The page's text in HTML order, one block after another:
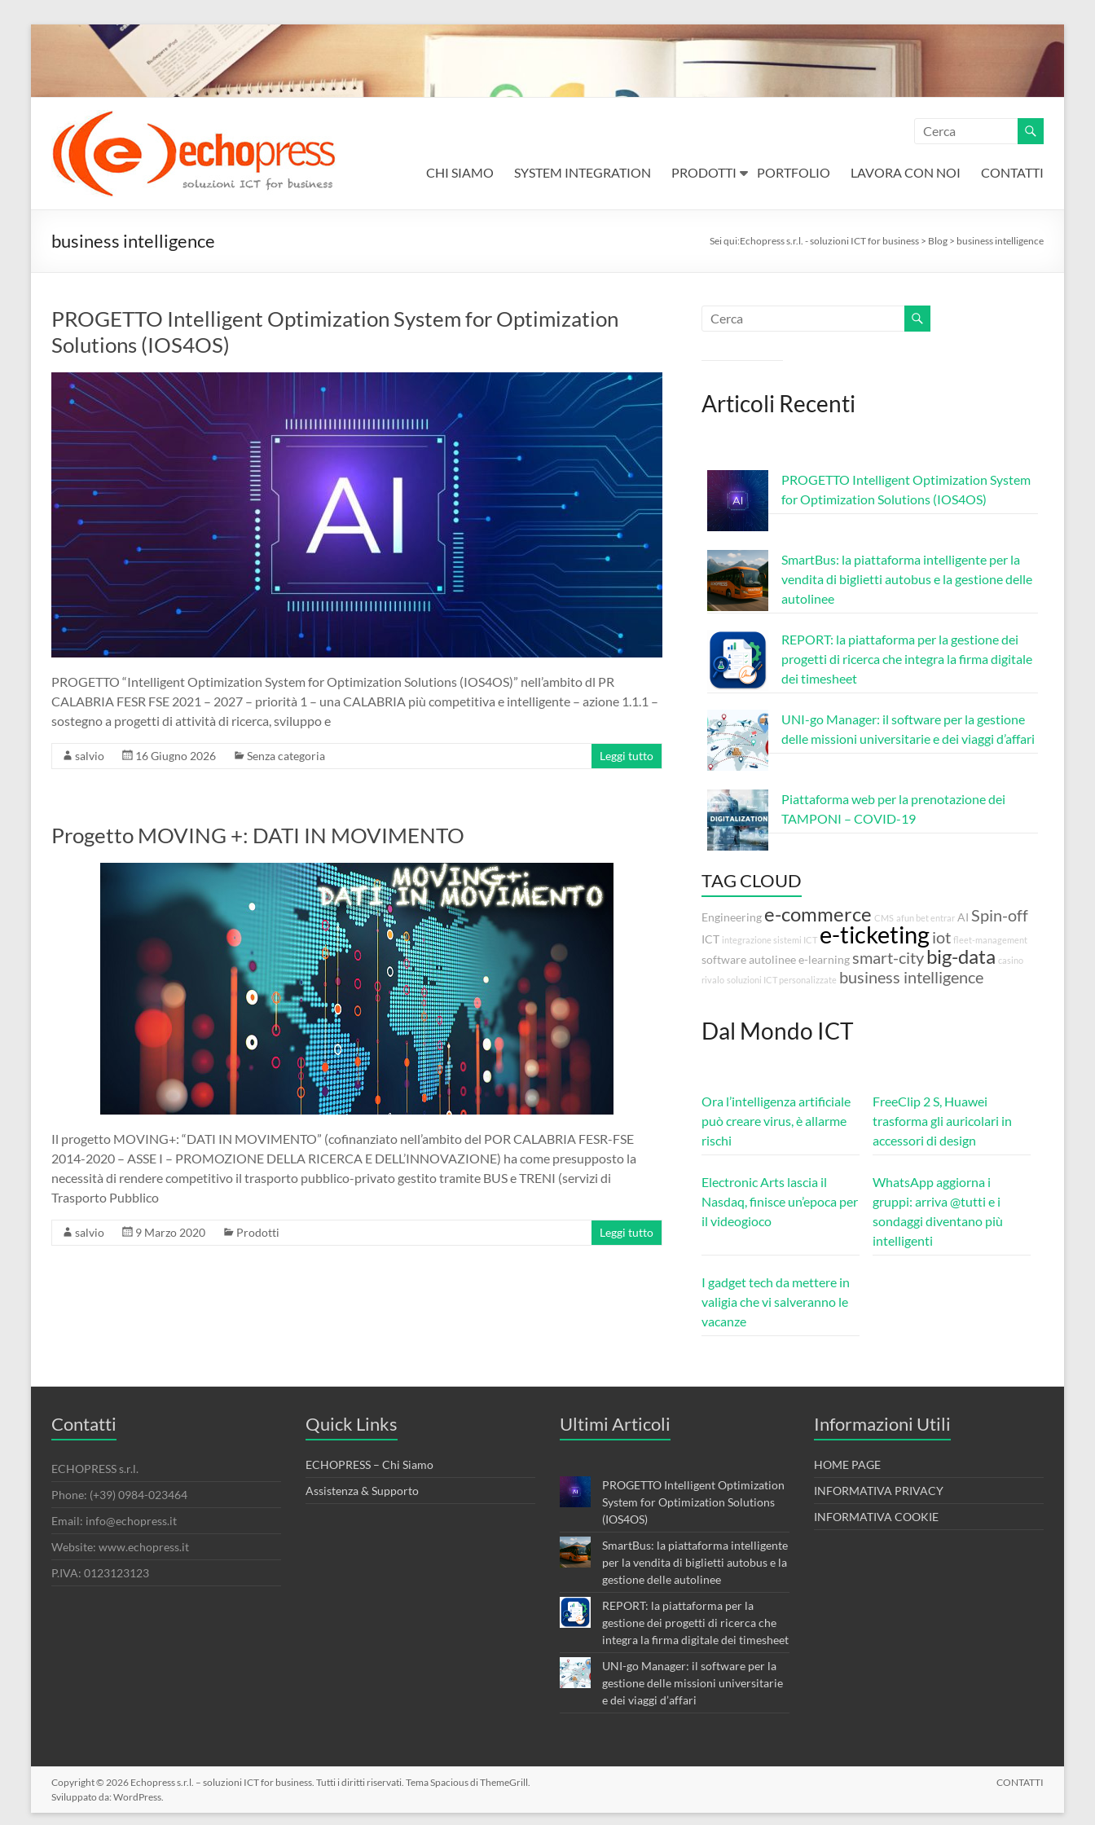
Echopress
s.r.l.
ICT
business
Ingegneri
passione
CHI SIAMO SYSTEM INTEGRATION PRODOTTI PORTFOLIO LAVORA CON NOI CONTATTI
business intelligence Sei qui:Echopress s.r.l. - soluzioni ICT for business > Blog > business intelligence
PROGETTO Intelligent Optimization System for Optimization
Solutions (IOS4OS)
PROGETTO “Intelligent Optimization System for Optimization Solutions (IOS4OS)” nell’ambito dl PR
CALABRIA FESR FSE 2021 – 2027 – priorità 1 – una CALABRIA più competitiva e intelligente – azione 1.1.1 –
sostegno a progetti di attività di ricerca, sviluppo e
salvio 16 Giugno 2026 Senza categoria Leggi tutto
Progetto MOVING +: DATI IN MOVIMENTO
Il progetto MOVING+: “DATI IN MOVIMENTO” (cofinanziato nell’ambito del POR CALABRIA FESR-FSE
2014-2020 – ASSE I – PROMOZIONE DELLA RICERCA E DELL’INNOVAZIONE) ha come presupposto la
necessità di rendere competitivo il trasporto pubblico-privato gestito tramite BUS e TRENI (servizi di
Trasporto Pubblico
salvio 9 Marzo 2020 Prodotti Leggi tutto
Articoli Recenti
PROGETTO Intelligent Optimization System
for Optimization Solutions (IOS4OS)
SmartBus: la piattaforma intelligente per la
vendita di biglietti autobus e la gestione delle
autolinee
REPORT: la piattaforma per la gestione dei
progetti di ricerca che integra la firma digitale
dei timesheet
UNI-go Manager: il software per la gestione
delle missioni universitarie e dei viaggi d’affari
Piattaforma web per la prenotazione dei
TAMPONI – COVID-19
TAG CLOUD
Engineering e-commerce CMS afun bet entrar AI Spin-off
ICT integrazione sistemi ICT e-ticketingiot fleet-management
software autolineee-learningsmart-citybig-data casino
rivalo soluzioni ICT personalizzate business intelligence
Dal Mondo ICT
Ora l’intelligenza artificiale
può creare virus, è allarme
rischi
FreeClip 2 S, Huawei
trasforma gli auricolari in
accessori di design
Electronic Arts lascia il
Nasdaq, finisce un’epoca per
il videogioco
WhatsApp aggiorna i
gruppi: arriva @tutti e i
sondaggi diventano più
intelligenti
I gadget tech da mettere in
valigia che vi salveranno le
vacanze
Contatti
ECHOPRESS s.r.l.
Phone: (+39) 0984-023464
Email: info@echopress.it
Website: www.echopress.it
P.IVA: 0123123123
Quick Links
ECHOPRESS – Chi Siamo
Assistenza & Supporto
Ultimi Articoli
PROGETTO Intelligent Optimization
System for Optimization Solutions
(IOS4OS)
SmartBus: la piattaforma intelligente
per la vendita di biglietti autobus e la
gestione delle autolinee
REPORT: la piattaforma per la
gestione dei progetti di ricerca che
integra la firma digitale dei timesheet
UNI-go Manager: il software per la
gestione delle missioni universitarie
e dei viaggi d’affari
Informazioni Utili
HOME PAGE
INFORMATIVA PRIVACY
INFORMATIVA COOKIE
Copyright © 2026 Echopress s.r.l. – soluzioni ICT for business . Tutti i diritti riservati. TemaSpaciousdi ThemeGrill.
Sviluppato da: WordPress
CONTATTI